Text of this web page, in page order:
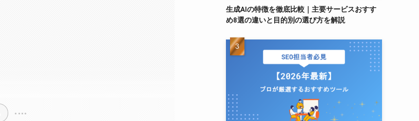
生成AIの特徴を徹底比較｜主要サービスおすす
め8選の違いと目的別の選び方を解説